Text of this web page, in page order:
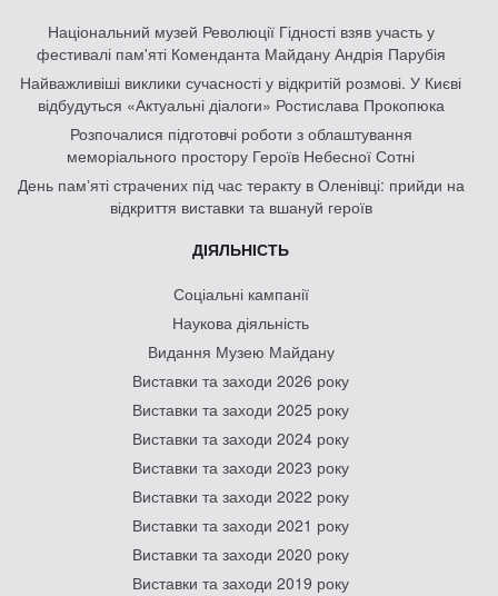
Національний музей Революції Гідності взяв участь у
фестивалі пам'яті Коменданта Майдану Андрія Парубія
Найважливіші виклики сучасності у відкритій розмові. У Києві
відбудуться «Актуальні діалоги» Ростислава Прокопюка
Розпочалися підготовчі роботи з облаштування
меморіального простору Героїв Небесної Сотні
День памʼяті страчених під час теракту в Оленівці: прийди на
відкриття виставки та вшануй героїв
ДІЯЛЬНІСТЬ
Соціальні кампанії
Наукова діяльність
Видання Музею Майдану
Виставки та заходи 2026 року
Виставки та заходи 2025 року
Виставки та заходи 2024 року
Виставки та заходи 2023 року
Виставки та заходи 2022 року
Виставки та заходи 2021 року
Виставки та заходи 2020 року
Виставки та заходи 2019 року